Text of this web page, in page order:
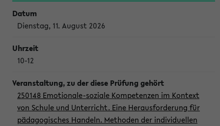
Dienstag, 11. August 2026
10-12
250148 Emotionale-soziale Kompetenzen im Kontext
von Schule und Unterricht. Eine Herausforderung für
pädagogisches Handeln. Methoden der individuellen